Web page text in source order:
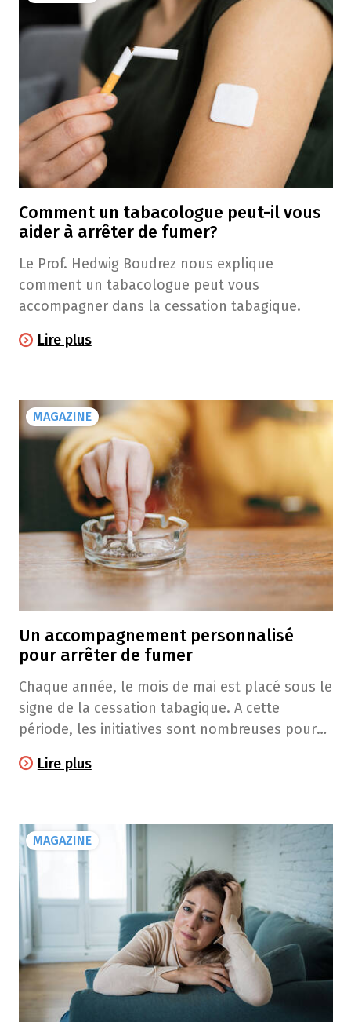
Comment un tabacologue peut-il vous
aider à arrêter de fumer?
Le Prof. Hedwig Boudrez nous explique
comment un tabacologue peut vous
accompagner dans la cessation tabagique.
Lire plus
MAGAZINE
Un accompagnement personnalisé
pour arrêter de fumer
Chaque année, le mois de mai est placé sous le
signe de la cessation tabagique. A cette
période, les initiatives sont nombreuses pour
bon moment pour vous?
Lire plus
MAGAZINE